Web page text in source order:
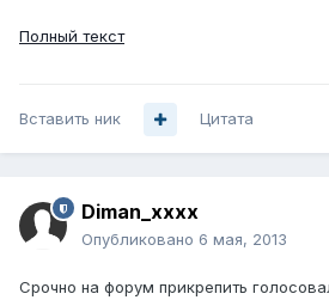
Полный текст
Вставить ник Цитата
Diman_xxxx
Опубликовано 6 мая, 2013
Срочно на форум прикрепить